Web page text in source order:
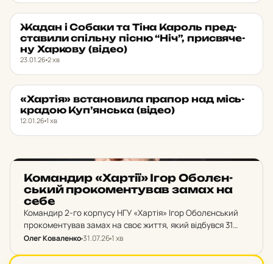
НОВИНИ ХАРКОВА ★ ОБРАНЕ
Жадан і Собаки та Тіна Кароль пред­
ста­ви­ли спіль­ну пісню “Ніч”, прис­вя­че­
ну Хар­ко­ву (відео)
23.01.26 2 хв
НОВИНИ ХАРКОВА ★ ОБРАНЕ
«Хартія» вста­но­ви­ла прапор над місь­
кра­дою Куп’янська (відео)
12.01.26 1 хв
Ко­ман­дир «Хартії» Ігор Обо­лєн­
ський про­ко­мен­ту­вав замах на
себе
Командир 2-го корпусу НГУ «Хартія» Ігор Оболєнський
прокоментував замах на своє життя, який відбувся 31
липня в Харкові. Військовий назвав інцидент ознакою
Олег Коваленко31.07.261 хв